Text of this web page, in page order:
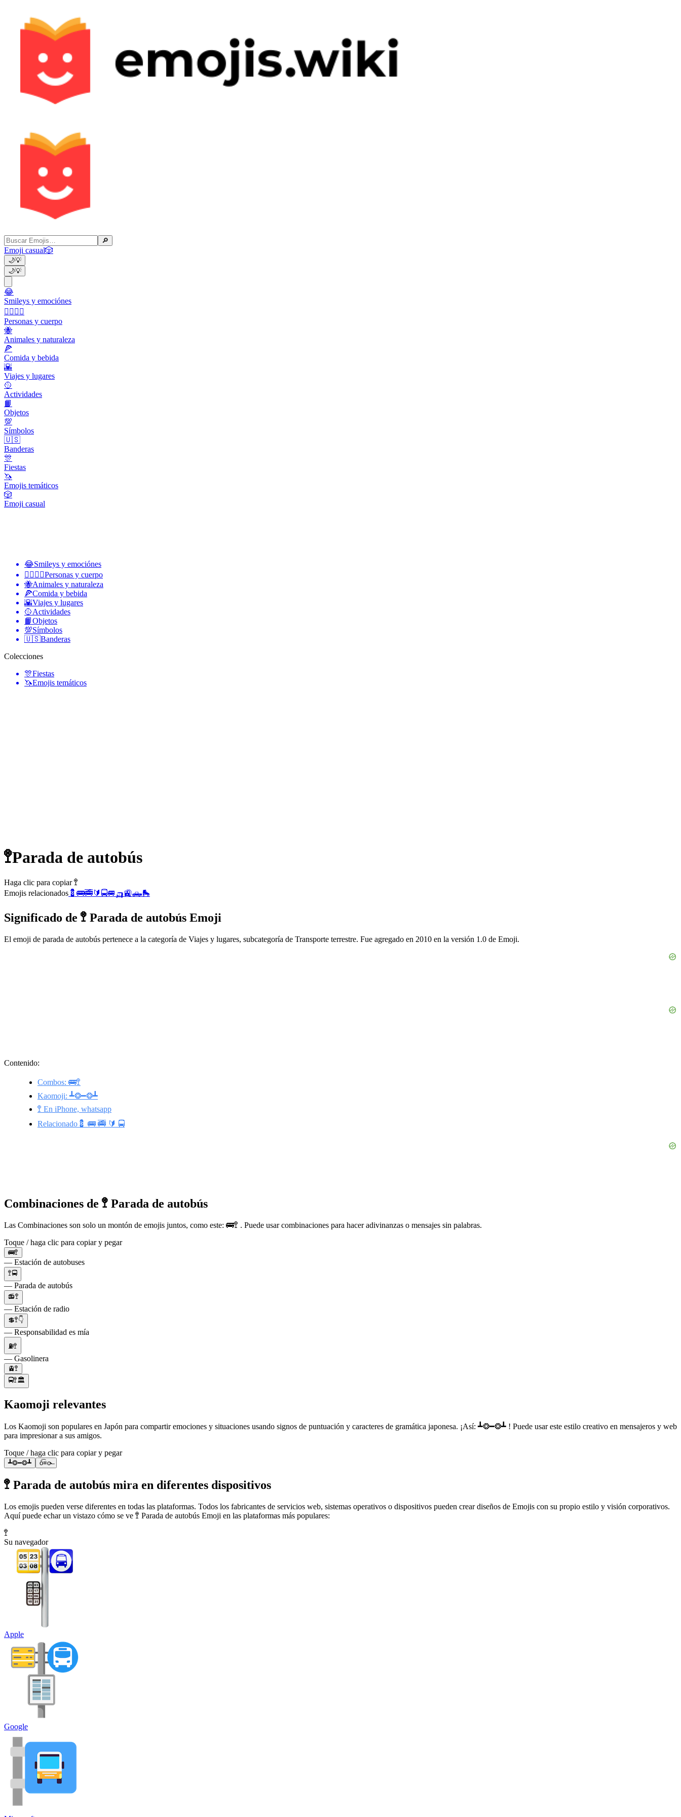
🔎
Emoji casual🎲
🌙💡
🌙💡
😂
Smileys y emociónes
👩‍❤️‍💋‍👨
Personas y cuerpo
🐝
Animales y naturaleza
🍕
Comida y bebida
🌇
Viajes y lugares
🥎
Actividades
📙
Objetos
💯
Símbolos
🇺🇸
Banderas
🎊
Fiestas
🦄
Emojis temáticos
🎲
Emoji casual
😂Smileys y emociónes
👩‍❤️‍💋‍👨Personas y cuerpo
🐝Animales y naturaleza
🍕Comida y bebida
🌇Viajes y lugares
🥎Actividades
📙Objetos
💯Símbolos
🇺🇸Banderas
Colecciones
🎊Fiestas
🦄Emojis temáticos
🚏Parada de autobús
Haga clic para copiar 🚏
Emojis relacionados 💈 🚌🚎🔰🚍🚐 🛺🚉🛻🛼
Significado de 🚏 Parada de autobús Emoji
El emoji de parada de autobús pertenece a la categoría de Viajes y lugares, subcategoría de Transporte terrestre. Fue agregado en 2010 en la versión 1.0 de Emoji.
Contenido:
Combos: 🚌🚏
Kaomoji: ┻❂━❂┻
🚏 En iPhone, whatsapp
Relacionado💈 🚌 🚎 🔰 🚍
Combinaciones de 🚏 Parada de autobús
Las Combinaciones son solo un montón de emojis juntos, como este: 🚌🚏 . Puede usar combinaciones para hacer adivinanzas o mensajes sin palabras.
Toque / haga clic para copiar y pegar
🚌🚏
— Estación de autobuses
🚏🚍
— Parada de autobús
📻🚏
— Estación de radio
💲🚏👇
— Responsabilidad es mía
⛽🚏
— Gasolinera
🚊🚏
🚍🚏🏛️
Kaomoji relevantes
Los Kaomoji son populares en Japón para compartir emociones y situaciones usando signos de puntuación y caracteres de gramática japonesa. ¡Así: ┻❂━❂┻ ! Puede usar este estilo creativo en mensajeros y web
para impresionar a sus amigos.
Toque / haga clic para copiar y pegar
┻❂━❂┻ ō͡≡o˞̶
🚏 Parada de autobús mira en diferentes dispositivos
Los emojis pueden verse diferentes en todas las plataformas. Todos los fabricantes de servicios web, sistemas operativos o dispositivos pueden crear diseños de Emojis con su propio estilo y visión corporativos.
Aquí puede echar un vistazo cómo se ve 🚏 Parada de autobús Emoji en las plataformas más populares:
🚏
Su navegador
Apple
Google